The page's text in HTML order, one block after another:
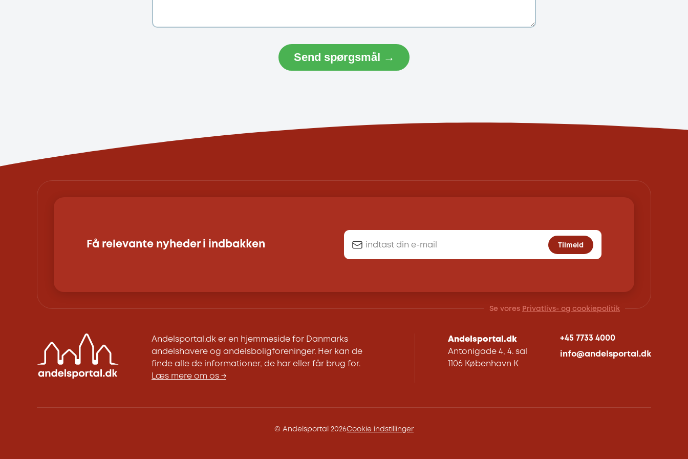
Send spørgsmål →
Få relevante nyheder i indbakken Tilmeld
Se vores Privatlivs- og cookiepolitik
Andelsportal.dk er en hjemmeside for Danmarks
andelshavere og andelsboligforeninger. Her kan de
finde alle de informationer, de har eller får brug for.
Læs mere om os →
Andelsportal.dk
Antonigade 4, 4. sal
1106 København K
+45 7733 4000
info@andelsportal.dk
© Andelsportal 2026Cookie indstillinger